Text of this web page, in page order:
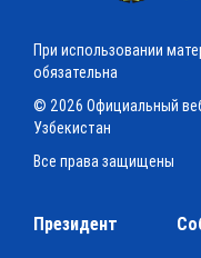
При использовании
обязательна
© 2026 Официальный
Узбекистан
Все права защищены
Президент